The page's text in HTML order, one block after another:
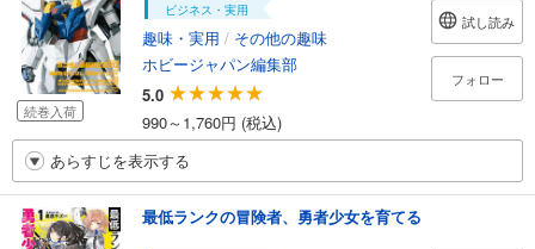
続巻入荷
ビジネス・実用
趣味・実用 / その他の趣味
ホビージャパン編集部
5.0
990～1,760円 (税込)
試し読み
フォロー
あらすじを表示する
最低ランクの冒険者、勇者少女を育てる